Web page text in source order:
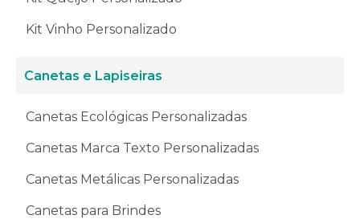
Kit Vinho Personalizado
Canetas e Lapiseiras
Canetas Ecológicas Personalizadas
Canetas Marca Texto Personalizadas
Canetas Metálicas Personalizadas
Canetas para Brindes